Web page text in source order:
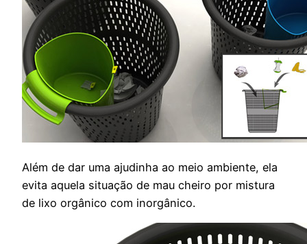
Além de dar uma ajudinha ao meio ambiente, ela
evita aquela situação de mau cheiro por mistura
de lixo orgânico com inorgânico.